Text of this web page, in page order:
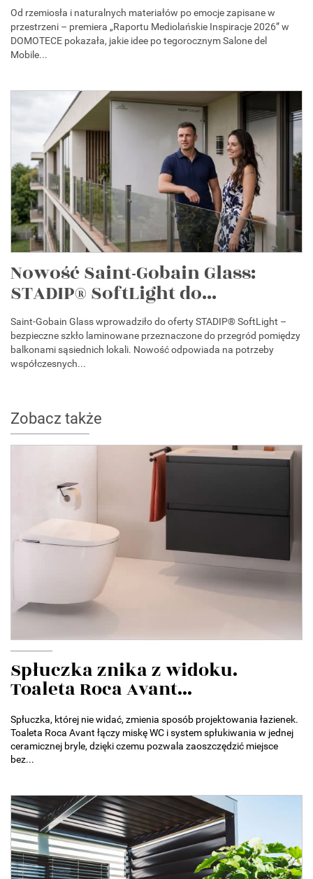
Od rzemiosła i naturalnych materiałów po emocje zapisane w
przestrzeni – premiera „Raportu Mediolańskie Inspiracje 2026” w
DOMOTECE pokazała, jakie idee po tegorocznym Salone del
Mobile...
Nowość Saint-Gobain Glass:
STADIP® SoftLight do...
Saint-Gobain Glass wprowadziło do oferty STADIP® SoftLight –
bezpieczne szkło laminowane przeznaczone do przegród pomiędzy
balkonami sąsiednich lokali. Nowość odpowiada na potrzeby
współczesnych...
Zobacz także
Spłuczka znika z widoku.
Toaleta Roca Avant...
Spłuczka, której nie widać, zmienia sposób projektowania łazienek.
Toaleta Roca Avant łączy miskę WC i system spłukiwania w jednej
ceramicznej bryle, dzięki czemu pozwala zaoszczędzić miejsce
bez...